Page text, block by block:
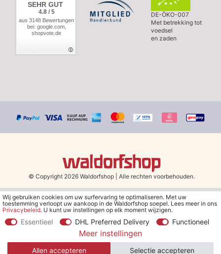
SEHR GUT
4.8 / 5
aus 3148 Bewertungen
bei: google.com,
shopvote.de
DE-ÖKO-007
Met betrekking tot
voedsel
en zaden
© Copyright 2026 Waldorfshop Alle rechten voorbehouden.
*Gratis verzending in Nederland en België vanaf 79 euro bij het
kiezen van de verzendmethode "DHL - Besparing op
**Je ontvangt de kortingsbon van € 5 per e-mail nadat je je hebt
aangemeld voor de nieuwsbrief. De kortingsbon is 30 dagen geldig
en geldt bij een minimale bestelwaarde van € 30.
Wij gebruiken cookies om uw surfervaring te optimaliseren. Met uw
toestemming verloopt uw aankoop in de Waldorfshop soepel. Lees meer in ons
Privacybeleid. U kunt uw instellingen op elk moment wijzigen.
Essentieel DHL Preferred Delivery Functioneel
Meer instellingen
Allen accepteren Selectie accepteren